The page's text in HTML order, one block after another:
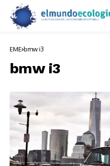
EME bmw i3
bmw i3